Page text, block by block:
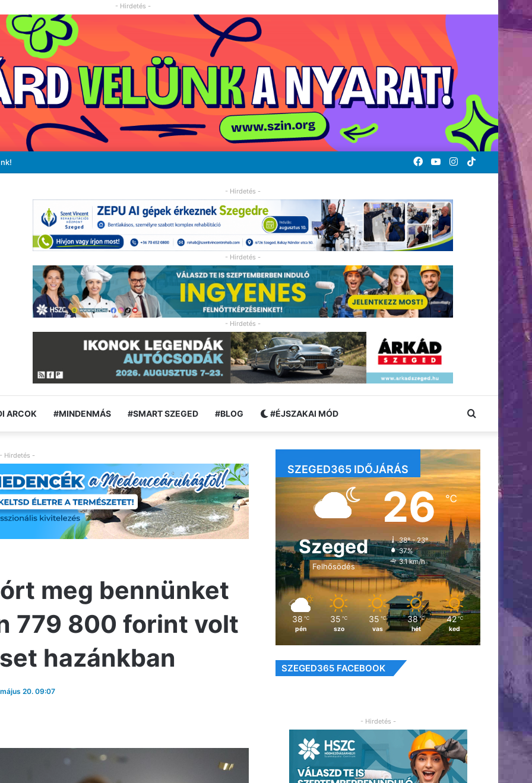
- Hirdetés -
TikTok
Instagram
YouTube
Facebook
- Hirdetés -
- Hirdetés -
- Hirdetés -
ARCOK #MINDENMÁS #SMART SZEGED #BLOG #ÉJSZAKAI MÓD Keresés:
- Hirdetés -
meg bennünket
779 800 forint volt
hazánkban
20. 09:07
SZEGED365 IDŐJÁRÁS
Szeged
Felhősödés
26℃
38º - 23º
37%
3.1 km/h
38 ℃
pén
35 ℃
szo
35 ℃
vas
38 ℃
hét
42 ℃
ked
SZEGED365 FACEBOOK
- Hirdetés -